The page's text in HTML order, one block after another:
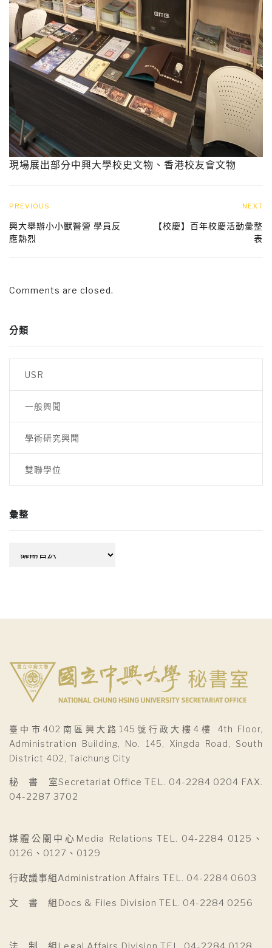
現場展出部分中興大學校史文物、香港校友會文物
PREVIOUS
興大舉辦小小獸醫營 學員反
應熱烈
NEXT
【校慶】百年校慶活動彙整
表
Comments are closed.
分類
USR
一般興聞
學術研究興聞
雙聯學位
彙整
臺中市402南區興大路145號行政大樓4樓 4th Floor,
Administration Building, No. 145, Xingda Road, South
District 402, Taichung City
秘 書 室Secretariat Office TEL. 04-2284 0204 FAX.
04-2287 3702
媒體公關中心Media Relations TEL. 04-2284 0125、
0126、0127、0129
行政議事組Administration Affairs TEL. 04-2284 0603
文 書 組Docs & Files Division TEL. 04-2284 0256